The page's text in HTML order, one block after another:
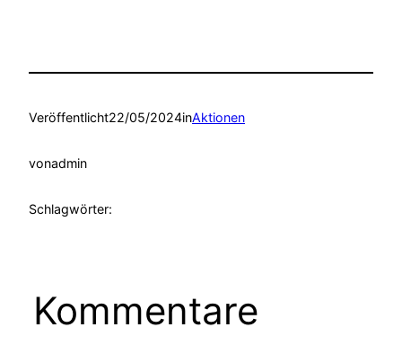
Veröffentlicht22/05/2024inAktionen
vonadmin
Schlagwörter:
Kommentare